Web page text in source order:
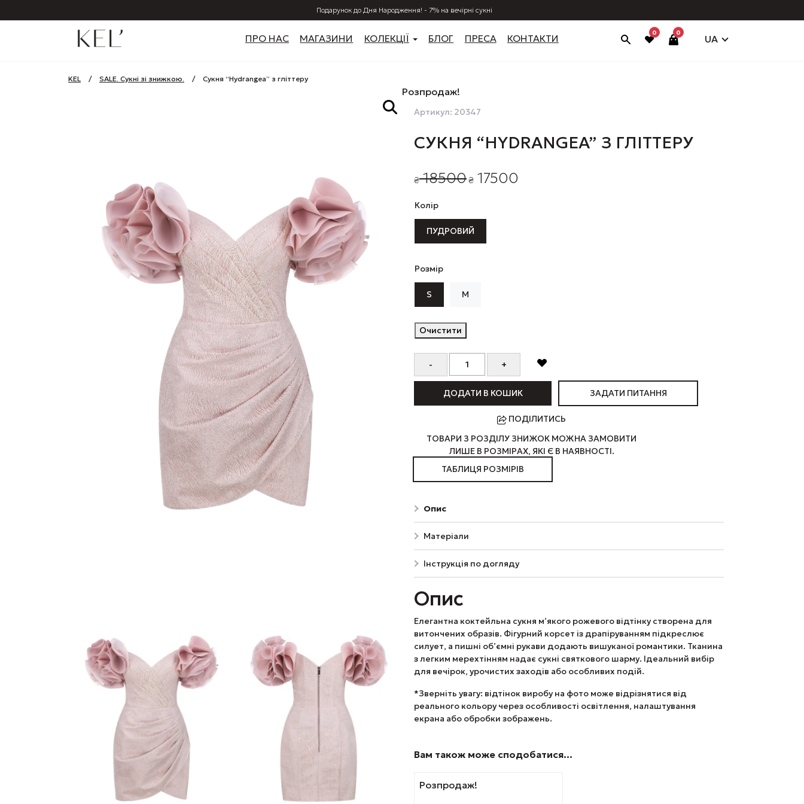
Подарунок до Дня Народження! - 7% на вечірні сукні
ПРО НАС МАГАЗИНИ КОЛЕКЦІЇ БЛОГ ПРЕСА КОНТАКТИ 0 0
UA
KEL / SALE. Сукні зі знижкою. / Сукня “Hydrangea” з гліттеру
Розпродаж!
Артикул: 20347
СУКНЯ “HYDRANGEA” З ГЛІТТЕРУ
₴18500
Оригінальна
ціна:
₴ 17500
Колір
ПУДРОВИЙ
Розмір
S M
Очистити
ДОДАТИ В КОШИК ЗАДАТИ ПИТАННЯ
ПОДІЛИТИСЬ
ТОВАРИ З РОЗДІЛУ ЗНИЖОК МОЖНА ЗАМОВИТИ
ЛИШЕ В РОЗМІРАХ, ЯКІ Є В НАЯВНОСТІ.
ТАБЛИЦЯ РОЗМІРІВ
Опис
Матеріали
Інструкція по догляду
Опис
Елегантна коктейльна сукня м’якого рожевого відтінку створена для
витончених образів. Фігурний корсет із драпіруванням підкреслює
силует, а пишні об’ємні рукави додають вишуканої романтики. Тканина
з легким мерехтінням надає сукні святкового шарму. Ідеальний вибір
для вечірок, урочистих заходів або особливих подій.
*Зверніть увагу: відтінок виробу на фото може відрізнятися від
реального кольору через особливості освітлення, налаштування
екрана або обробки зображень.
Вам також може сподобатися…
Розпродаж!
Цей